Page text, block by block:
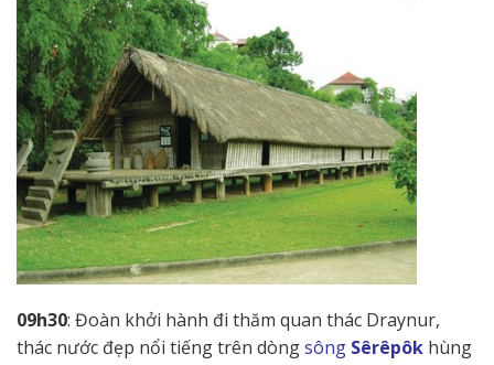
09h30: Đoàn khởi hành đi thăm quan thác Draynur,
thác nước đẹp nổi tiếng trên dòngsông Sêrêpôk hùng